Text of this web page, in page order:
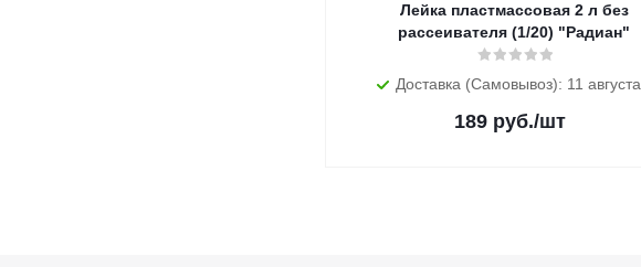
Лейка пластмассовая 2 л без
рассеивателя (1/20) "Радиан"
Доставка (Самовывоз): 11 августа
189 руб./шт